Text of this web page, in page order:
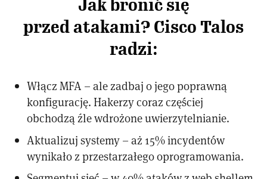
Jak bronić się
przed atakami? Cisco Talos
radzi:
Włącz MFA – ale zadbaj o jego poprawną
konfigurację. Hakerzy coraz częściej
obchodzą źle wdrożone uwierzytelnianie.
Aktualizuj systemy – aż 15% incydentów
wynikało z przestarzałego oprogramowania.